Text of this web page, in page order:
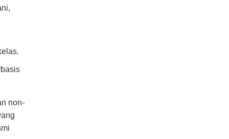
non-